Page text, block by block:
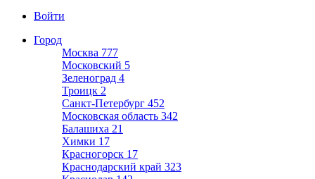
Войти
Город
Москва 777
Московский 5
Зеленоград 4
Троицк 2
Санкт-Петербург 452
Московская область 342
Балашиха 21
Химки 17
Красногорск 17
Краснодарский край 323